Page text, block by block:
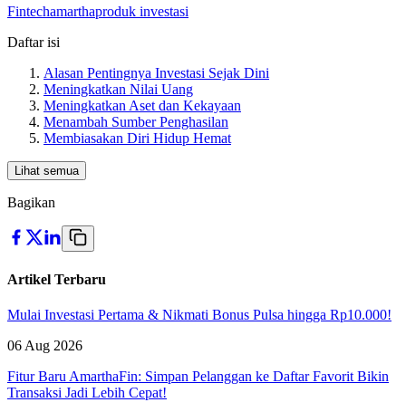
Fintechamarthaproduk investasi
Daftar isi
Alasan Pentingnya Investasi Sejak Dini
Meningkatkan Nilai Uang
Meningkatkan Aset dan Kekayaan
Menambah Sumber Penghasilan
Membiasakan Diri Hidup Hemat
Lihat semua
Bagikan
Artikel Terbaru
Mulai Investasi Pertama & Nikmati Bonus Pulsa hingga Rp10.000!
06 Aug 2026
Fitur Baru AmarthaFin: Simpan Pelanggan ke Daftar Favorit Bikin
Transaksi Jadi Lebih Cepat!